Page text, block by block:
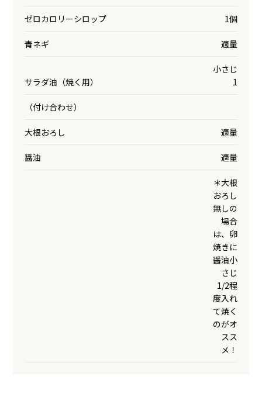
ゼロカロリーシロップ 1個
青ネギ 適量
サラダ油（焼く用）
小さじ
1
（付け合わせ）
大根おろし 適量
醤油 適量
＊大根
おろし
無しの
場合
は、卵
焼きに
醤油小
さじ
1/2程
度入れ
て焼く
のがオ
スス
メ！